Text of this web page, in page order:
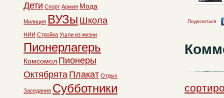
Поделиться
Дети Спорт Армия Мода
Милиция ВУЗы Школа
НИИ Стройка Ушли из жизни
Пионерлагерь
Комсомол Пионеры
Октябрята Плакат Отдых
Заседания Субботники